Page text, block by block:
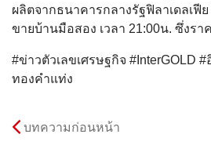
ผลิตจากธนาคารกลางรัฐฟิลาเดลเฟี
ขายบ้านมือสอง เวลา 21:00น. ซึ่งร
#ข่าวตัวเลขเศรษฐกิจ #InterGOLD
ทองคำแท่ง
บทความก่อนหน้า